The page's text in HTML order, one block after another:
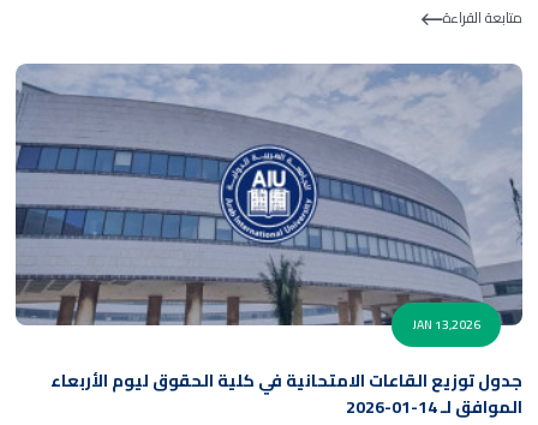
متابعة القراءة
JAN 13,2026
جدول توزيع القاعات الامتحانية في كلية الحقوق ليوم الأربعاء
الموافق لـ 14-01-2026